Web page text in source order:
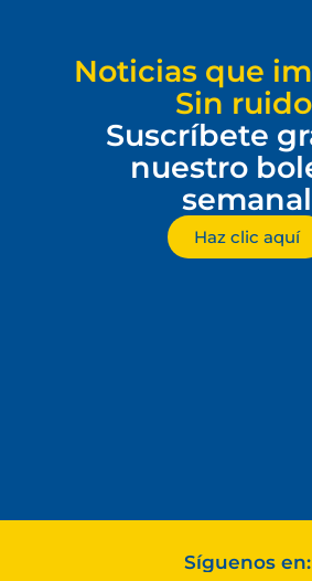
Noticias que
Sin
Suscríbete
nuestro
semanal
Haz clic aquí
Síguenos en: